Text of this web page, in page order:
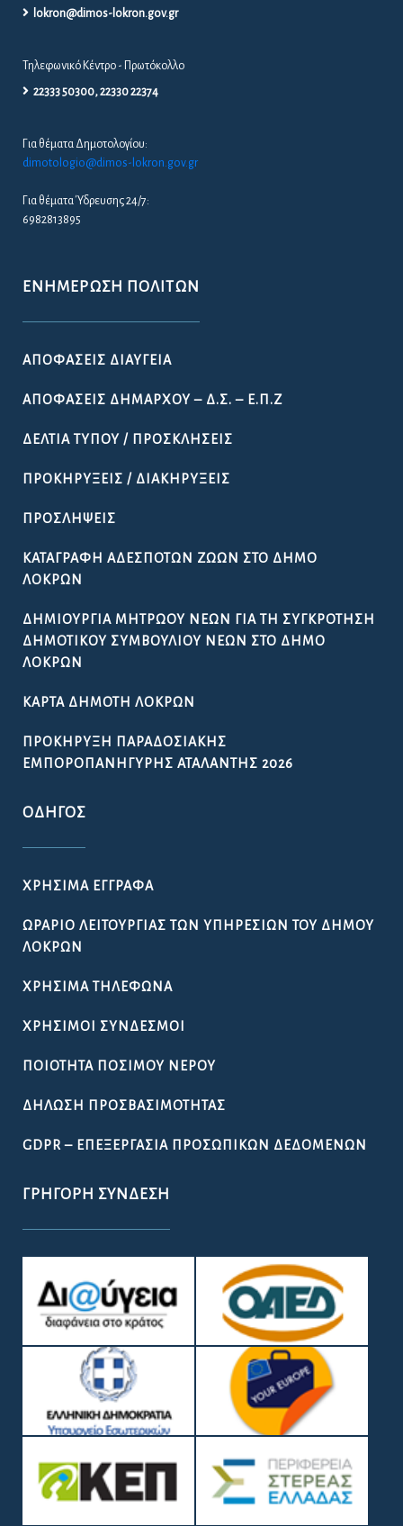
lokron@dimos-lokron.gov.gr
Τηλεφωνικό Κέντρο - Πρωτόκολλο
22333 50300, 22330 22374
Για θέματα Δημοτολογίου:
dimotologio@dimos-lokron.gov.gr
Για θέματα Ύδρευσης 24/7:
6982813895
ΕΝΗΜΈΡΩΣΗ ΠΟΛΙΤΏΝ
ΑΠΟΦΆΣΕΙΣ ΔΙΑΎΓΕΙΑ
ΑΠΟΦΆΣΕΙΣ ΔΗΜΆΡΧΟΥ – Δ.Σ. – Ε.Π.Ζ
ΔΕΛΤΊΑ ΤΎΠΟΥ / ΠΡΟΣΚΛΉΣΕΙΣ
ΠΡΟΚΗΡΎΞΕΙΣ / ΔΙΑΚΗΡΎΞΕΙΣ
ΠΡΟΣΛΉΨΕΙΣ
ΚΑΤΑΓΡΑΦΉ ΑΔΈΣΠΟΤΩΝ ΖΏΩΝ ΣΤΟ ΔΉΜΟ
ΛΟΚΡΏΝ
ΔΗΜΙΟΥΡΓΊΑ ΜΗΤΡΏΟΥ ΝΈΩΝ ΓΙΑ ΤΗ ΣΥΓΚΡΌΤΗΣΗ
ΔΗΜΟΤΙΚΟΎ ΣΥΜΒΟΥΛΊΟΥ ΝΈΩΝ ΣΤΟ ΔΉΜΟ
ΛΟΚΡΏΝ
ΚΆΡΤΑ ΔΗΜΌΤΗ ΛΟΚΡΏΝ
ΠΡΟΚΉΡΥΞΗ ΠΑΡΑΔΟΣΙΑΚΉΣ
ΕΜΠΟΡΟΠΑΝΉΓΥΡΗΣ ΑΤΑΛΆΝΤΗΣ 2026
ΟΔΗΓΌΣ
ΧΡΉΣΙΜΑ ΈΓΓΡΑΦΑ
ΩΡΆΡΙΟ ΛΕΙΤΟΥΡΓΊΑΣ ΤΩΝ ΥΠΗΡΕΣΙΏΝ ΤΟΥ ΔΉΜΟΥ
ΛΟΚΡΏΝ
ΧΡΉΣΙΜΑ ΤΗΛΈΦΩΝΑ
ΧΡΉΣΙΜΟΙ ΣΎΝΔΕΣΜΟΙ
ΠΟΙΌΤΗΤΑ ΠΌΣΙΜΟΥ ΝΕΡΟΎ
ΔΉΛΩΣΗ ΠΡΟΣΒΑΣΙΜΌΤΗΤΑΣ
GDPR – ΕΠΕΞΕΡΓΑΣΙΑ ΠΡΟΣΩΠΙΚΩΝ ΔΕΔΟΜΕΝΩΝ
ΓΡΉΓΟΡΗ ΣΎΝΔΕΣΗ